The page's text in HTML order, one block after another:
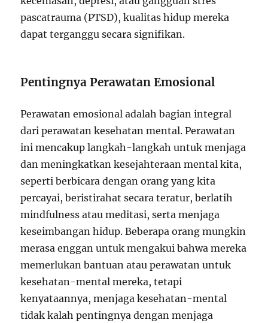
pascatrauma (PTSD), kualitas hidup mereka
dapat terganggu secara signifikan.
Pentingnya Perawatan Emosional
Perawatan emosional adalah bagian integral
dari perawatan kesehatan mental. Perawatan
ini mencakup langkah-langkah untuk menjaga
dan meningkatkan kesejahteraan mental kita,
seperti berbicara dengan orang yang kita
percayai, beristirahat secara teratur, berlatih
mindfulness atau meditasi, serta menjaga
keseimbangan hidup. Beberapa orang mungkin
merasa enggan untuk mengakui bahwa mereka
memerlukan bantuan atau perawatan untuk
kesehatan-mental mereka, tetapi
kenyataannya, menjaga kesehatan-mental
tidak kalah pentingnya dengan menjaga